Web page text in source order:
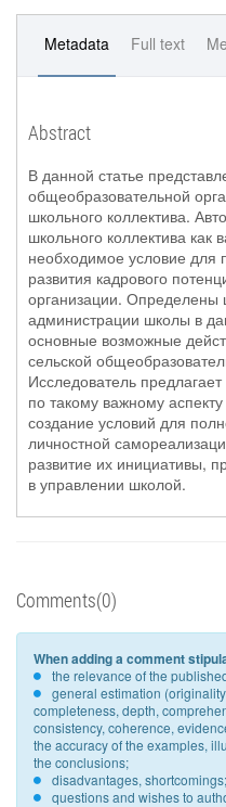
Metadata Full text
Abstract
В данной статье
общеобразовательной
школьного коллектива.
школьного коллектива
необходимое условие для
развития кадрового
организации. Определены
администрации школы в
основные возможные
сельской
Исследователь
по такому важному
создание условий для
личностной
развитие их инициативы,
в управлении школой.
Comments(0)
When adding a comment
the relevance of the
general estimation
completeness, depth,
consistency, coherence,
the accuracy of the examples,
the conclusions;
disadvantages, shortcomings;
questions and wishes to